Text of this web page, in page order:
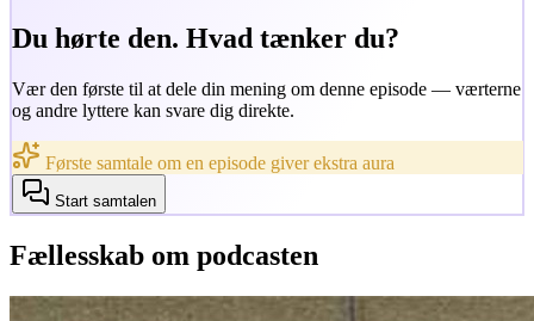
Du hørte den. Hvad tænker du?
Vær den første til at dele din mening om denne episode — værterne
og andre lyttere kan svare dig direkte.
Første samtale om en episode giver ekstra aura
Start samtalen
Fællesskab om podcasten